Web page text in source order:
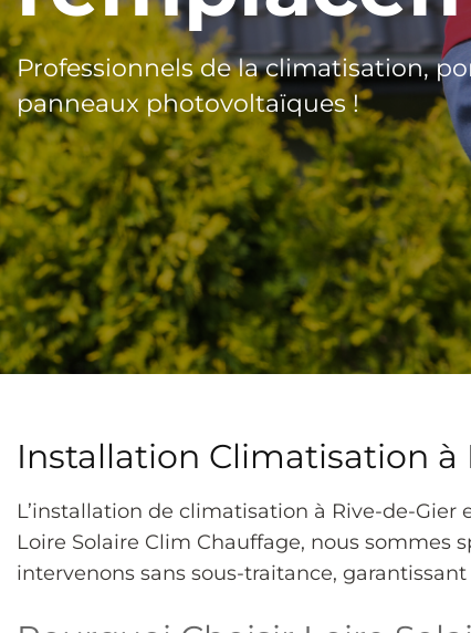
Professionnels de la climatisation,
panneaux photovoltaïques !
Installation Climatisation à
L’installation de climatisation à Rive-de-
Loire Solaire Clim Chauffage, nous sommes
intervenons sans sous-traitance,